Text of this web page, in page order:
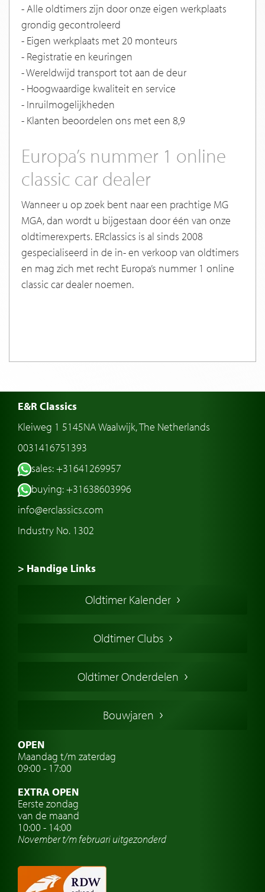
- Alle oldtimers zijn door onze eigen werkplaats
grondig gecontroleerd
- Eigen werkplaats met 20 monteurs
- Registratie en keuringen
- Wereldwijd transport tot aan de deur
- Hoogwaardige kwaliteit en service
- Inruilmogelijkheden
- Klanten beoordelen ons met een 8,9
Europa’s nummer 1 online
classic car dealer
Wanneer u op zoek bent naar een prachtige MG
MGA, dan wordt u bijgestaan door één van onze
oldtimerexperts. ERclassics is al sinds 2008
gespecialiseerd in de in- en verkoop van oldtimers
en mag zich met recht Europa’s nummer 1 online
classic car dealer noemen.
E&R Classics
Kleiweg 1 5145NA Waalwijk, The Netherlands
0031416751393
sales: +31641269957
buying: +31638603996
info@erclassics.com
Industry No. 1302
> Handige Links
Amerikaanse oldtimers
Franse oldtimers
Zweedse oldtimers
Oldtimer verzekering
Oldtimer reizen
Oldtimerwerkplaats
Automerk horloges
Classic cars Nederland
Oldtimer Kalender
Oldtimer Clubs
Oldtimer Onderdelen
Bouwjaren
OPEN
Maandag t/m zaterdag
09:00 - 17:00
EXTRA OPEN
Eerste zondag
van de maand
10:00 - 14:00
November t/m februariuitgezonderd